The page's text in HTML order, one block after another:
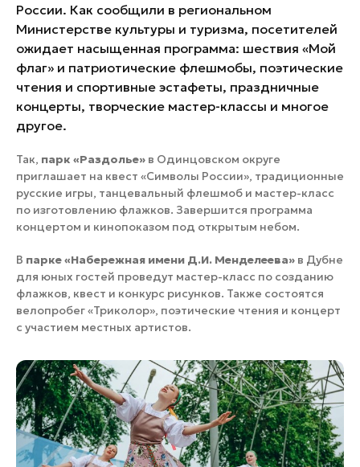
России. Как сообщили в региональном
Министерстве культуры и туризма, посетителей
ожидает насыщенная программа: шествия «Мой
флаг» и патриотические флешмобы, поэтические
чтения и спортивные эстафеты, праздничные
концерты, творческие мастер-классы и многое
другое.
Так, парк «Раздолье» в Одинцовском округе
приглашает на квест «Символы России», традиционные
русские игры, танцевальный флешмоб и мастер-класс
по изготовлению флажков. Завершится программа
концертом и кинопоказом под открытым небом.
В парке «Набережная имени Д.И. Менделеева» в Дубне
для юных гостей проведут мастер-класс по созданию
флажков, квест и конкурс рисунков. Также состоятся
велопробег «Триколор», поэтические чтения и концерт
с участием местных артистов.